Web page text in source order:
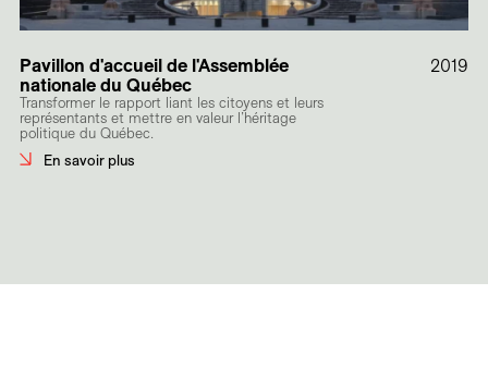
Pavillon d'accueil de l'Assemblée
nationale du Québec
Transformer le rapport liant les citoyens et leurs
représentants et mettre en valeur l’héritage
politique du Québec.
En savoir plus
2019